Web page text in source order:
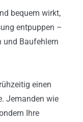
bequem wirkt,
entpuppen –
und Baufehlern
einen
Jemanden wie
Ihre